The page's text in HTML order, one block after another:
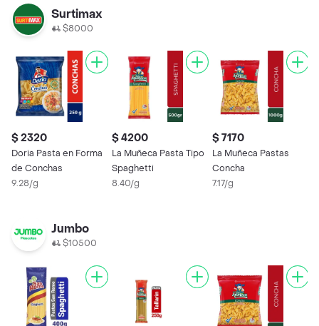
Surtimax
$8000
$ 2320
Doria Pasta en Forma
de Conchas
9.28/g
$ 4200
La Muñeca Pasta Tipo
Spaghetti
8.40/g
$ 7170
La Muñeca Pastas
Concha
7.17/g
Jumbo
$10500